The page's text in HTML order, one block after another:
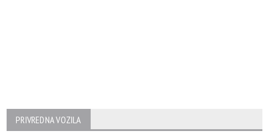
PRIVREDNA VOZILA